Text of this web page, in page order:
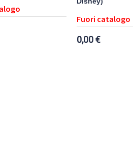
Fuori catalogo
0,00 €